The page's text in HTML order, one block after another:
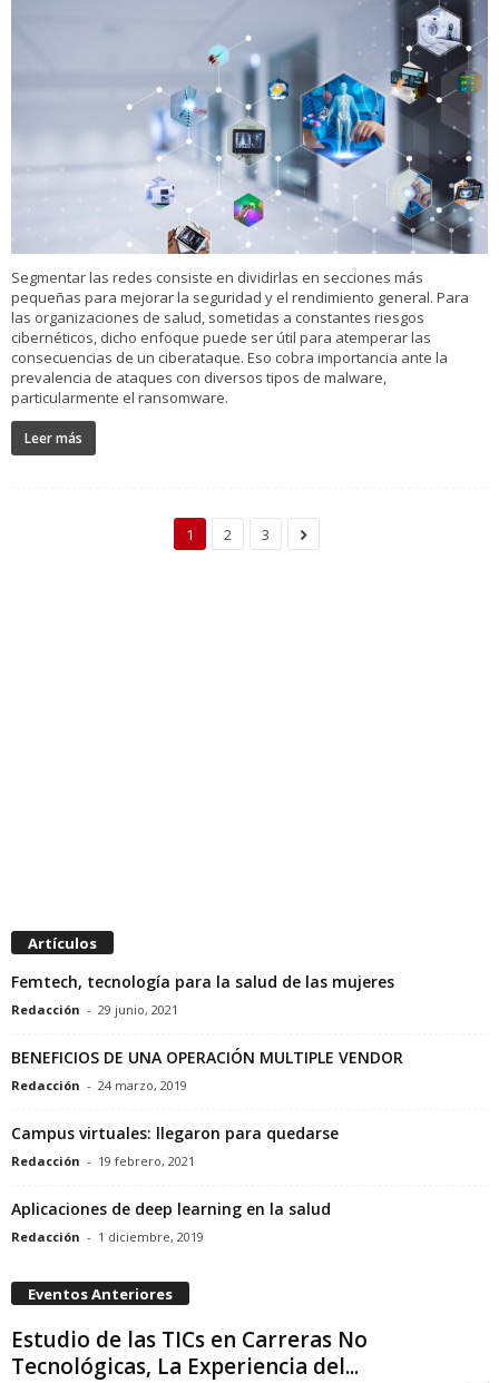
Segmentar las redes consiste en dividirlas en secciones más
pequeñas para mejorar la seguridad y el rendimiento general. Para
las organizaciones de salud, sometidas a constantes riesgos
cibernéticos, dicho enfoque puede ser útil para atemperar las
consecuencias de un ciberataque. Eso cobra importancia ante la
prevalencia de ataques con diversos tipos de malware,
particularmente el ransomware.
Leer más
1 2 3
Artículos
Femtech, tecnología para la salud de las mujeres
Redacción - 29 junio, 2021
BENEFICIOS DE UNA OPERACIÓN MULTIPLE VENDOR
Redacción - 24 marzo, 2019
Campus virtuales: llegaron para quedarse
Redacción - 19 febrero, 2021
Aplicaciones de deep learning en la salud
Redacción - 1 diciembre, 2019
Eventos Anteriores
Estudio de las TICs en Carreras No
Tecnológicas, La Experiencia del...